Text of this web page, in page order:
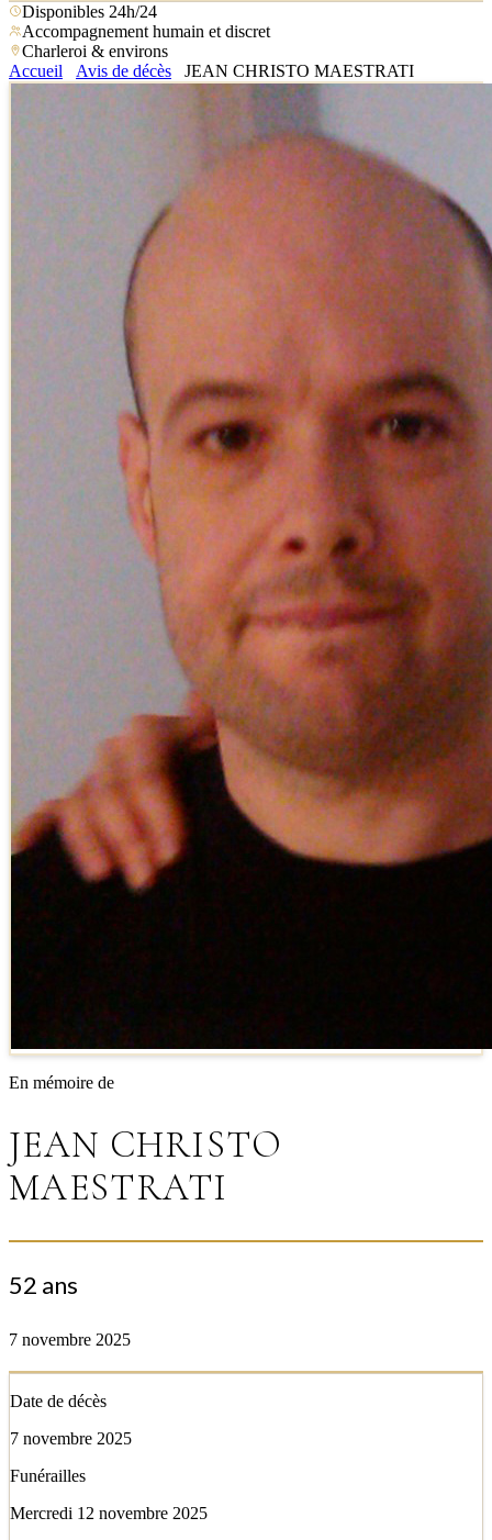
Disponibles 24h/24
Accompagnement humain et discret
Charleroi & environs
Accueil
Avis de décès JEAN CHRISTO MAESTRATI
En mémoire de
JEAN CHRISTO
MAESTRATI
52 ans
7 novembre 2025
Date de décès
7 novembre 2025
Funérailles
Mercredi 12 novembre 2025